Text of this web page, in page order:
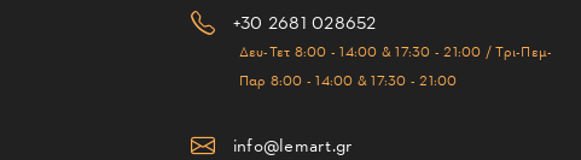
+30 2681 028652
Δευ-Τετ 8:00 - 14:00 & 17:30 - 21:00 / Τρι-Πεμ-
Παρ 8:00 - 14:00 & 17:30 - 21:00
info@lemart.gr